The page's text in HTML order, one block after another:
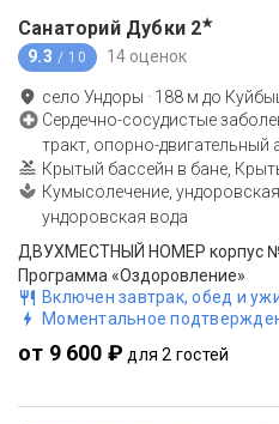
Санаторий Дубки 2★
9.3 / 10 14 оценок
село Ундоры · 188 м до
Сердечно-сосудистые
тракт, опорно-двигательный
Крытый бассейн в бане,
Кумысолечение,
ундоровская вода
ДВУХМЕСТНЫЙ НОМЕР корпус
Программа «Оздоровление»
Включен завтрак, обед и
Моментальное
от 9 600 ₽ для 2 гостей